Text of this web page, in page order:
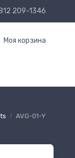
209-1346
Моя корзина
AVG-01-Y